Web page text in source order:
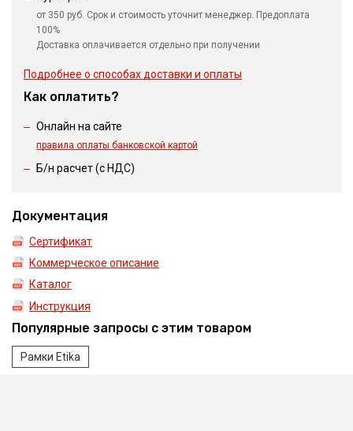
от 350 руб. Срок и стоимость уточнит менеджер. Предоплата
100%
Доставка оплачивается отдельно при получении
Подробнее о способах доставки и оплаты
Как оплатить?
Онлайн на сайте
правила оплаты банковской картой
Б/н расчет (c НДС)
Документация
Сертификат
Коммерческое описание
Каталог
Инструкция
Популярные запросы с этим товаром
Рамки Etika